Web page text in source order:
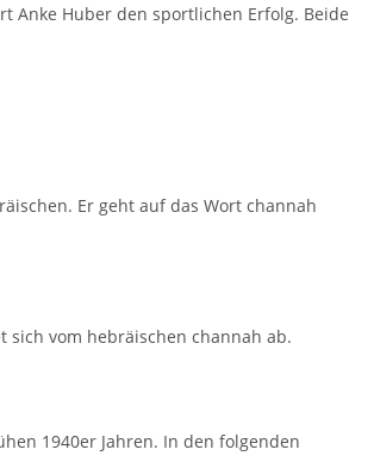
Anke Huber den sportlichen Erfolg. Beide
Er geht auf das Wort channah
sich vom hebräischen channah ab.
1940er Jahren. In den folgenden